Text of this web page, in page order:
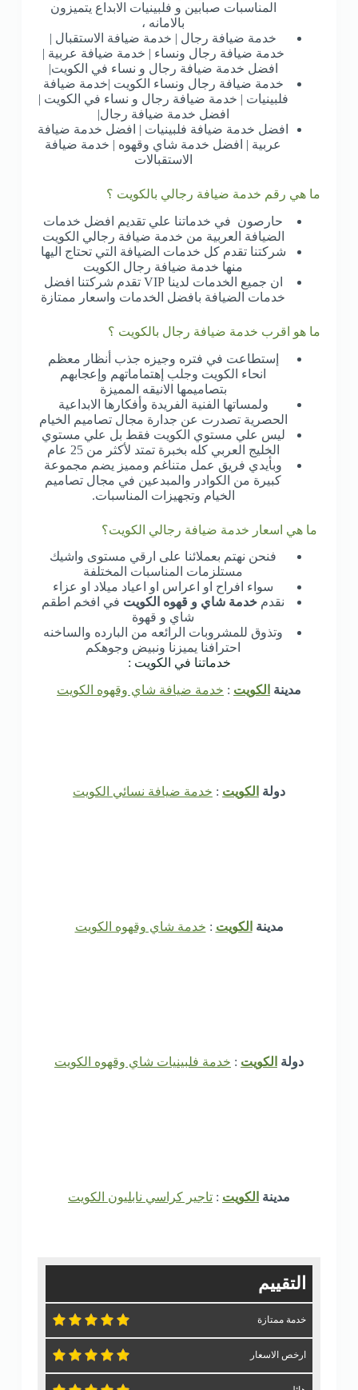
المناسبات صبابين و فلبينيات الابداع يتميزون
بالامانه ،
خدمة ضيافة رجال | خدمة ضيافة الاستقبال |
خدمة ضيافة رجال ونساء | خدمة ضيافة عربية |
افضل خدمة ضيافة رجال و نساء في الكويت|
خدمة ضيافة رجال ونساء الكويت |خدمة ضيافة
فلبينيات | خدمة ضيافة رجال و نساء في الكويت |
افضل خدمة ضيافة رجال|
افضل خدمة ضيافة فلبينيات | افضل خدمة ضيافة
عربية | افضل خدمة شاي وقهوه | خدمة ضيافة
الاستقبالات
ما هي رقم خدمة ضيافة رجالي بالكويت ؟
حارصون في خدماتنا علي تقديم افضل خدمات
الضيافة العربية من خدمة ضيافة رجالي الكويت
شركتنا تقدم كل خدمات الضيافة التي تحتاج اليها
منها خدمة ضيافة رجال الكويت
ان جميع الخدمات لدينا VIP تقدم شركتنا افضل
خدمات الضيافة بافضل الخدمات واسعار ممتازة
ما هو اقرب خدمة ضيافة رجال بالكويت ؟
إستطاعت في فتره وجيزه جذب أنظار معظم
انحاء الكويت وجلب إهتماماتهم وإعجابهم
بتصاميمها الانيقه المميزة
ولمساتها الفنية الفريدة وأفكارها الابداعية
الحصرية تصدرت عن جدارة مجال تصاميم الخيام
ليس علي مستوي الكويت فقط بل علي مستوي
الخليج العربي كله بخبرة تمتد لأكثر من 25 عام
وبأيدي فريق عمل متناغم ومميز يضم مجموعة
كبيرة من الكوادر والمبدعين في مجال تصاميم
الخيام وتجهيزات المناسبات.
ما هي اسعار خدمة ضيافة رجالي الكويت؟
فنحن نهتم بعملائنا على ارقي مستوى واشيك
مستلزمات المناسبات المختلفة
سواء افراح او اعراس او اعياد ميلاد او عزاء
نقدم خدمة شاي و قهوه الكويت في افخم اطقم
شاي و قهوة
وتذوق للمشروبات الرائعه من البارده والساخنه
احترافنا يميزنا ونبيض وجوهكم
خدماتنا في الكويت :
مدينة الكويت : خدمة ضيافة شاي وقهوه الكويت
دولة الكويت : خدمة ضيافة نسائي الكويت
مدينة الكويت : خدمة شاي وقهوه الكويت
دولة الكويت : خدمة فلبينيات شاي وقهوه الكويت
مدينة الكويت : تاجير كراسي نابليون الكويت
التقييم
خدمة ممتازة
ارخص الاسعار